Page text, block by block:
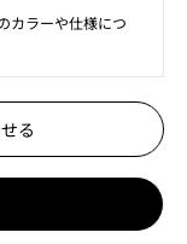
カラーや仕様につ
る